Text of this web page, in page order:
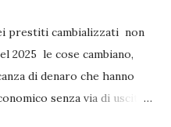
prestiti cambializzati non
2025 le cose cambiano,
di denaro che hanno
senza via di uscita